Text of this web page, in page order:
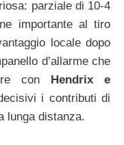
parziale di 10-4
importante al tiro
locale dopo
d’allarme che
con
Hendrix e
i contributi di
lunga distanza.